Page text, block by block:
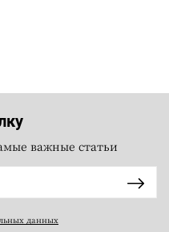
важные статьи
данных